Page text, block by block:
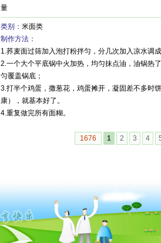
量
类别： 米面类
制作方法：
1.荞麦面过筛加入泡打粉拌匀，分几次加入凉水调
2.一个大个平底锅中火加热，均匀抹点油，油锅热
匀覆盖锅底；
3.打半个鸡蛋，撒葱花，鸡蛋摊开，凝固差不多时
康），就基本好了。
4.重复做完所有面糊。
1676 1 2 3 4